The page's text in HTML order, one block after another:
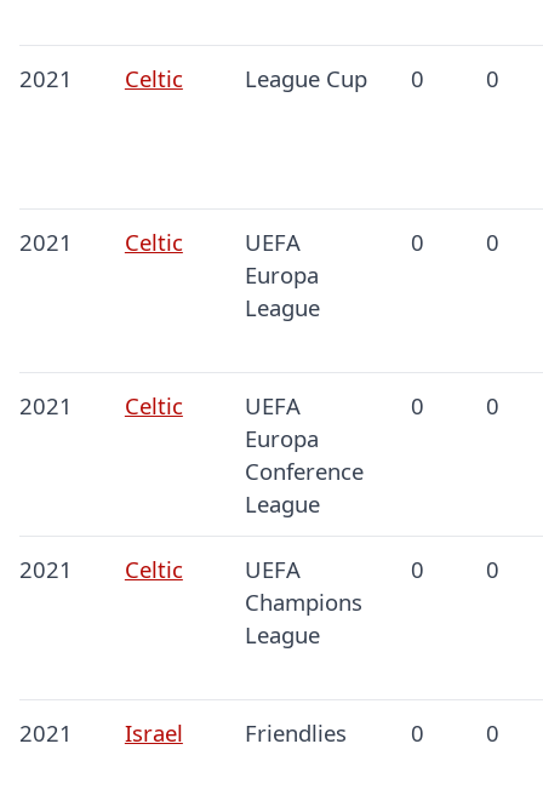
2021 Celtic League Cup 0 0
2021 Celtic
UEFA
Europa
League
0 0
2021 Celtic
UEFA
Europa
Conference
League
0 0
2021 Celtic
UEFA
Champions
League
0 0
2021 Israel Friendlies 0 0